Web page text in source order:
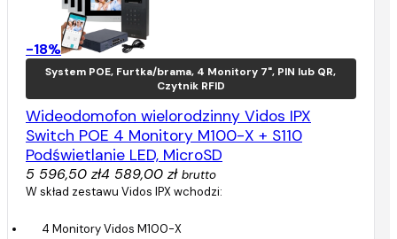
-18%
System POE, Furtka/brama, 4 Monitory 7", PIN lub QR,
Czytnik RFID
Wideodomofon wielorodzinny Vidos IPX
Switch POE 4 Monitory M100-X + S110
Podświetlanie LED, MicroSD
5 596,50 zł4 589,00 zł brutto
W skład zestawu Vidos IPX wchodzi:
4 Monitory Vidos M100-X